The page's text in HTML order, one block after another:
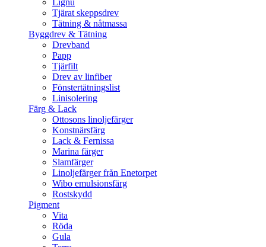
Lignu
Tjärat skeppsdrev
Tätning & nåtmassa
Byggdrev & Tätning
Drevband
Papp
Tjärfilt
Drev av linfiber
Fönstertätningslist
Linisolering
Färg & Lack
Ottosons linoljefärger
Konstnärsfärg
Lack & Fernissa
Marina färger
Slamfärger
Linoljefärger från Enetorpet
Wibo emulsionsfärg
Rostskydd
Pigment
Vita
Röda
Gula